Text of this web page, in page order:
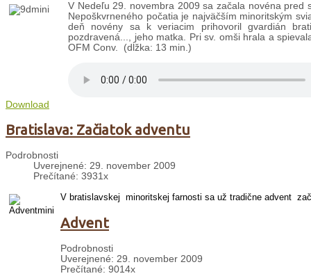
V Nedeľu 29. novembra 2009 sa začala novéna pred
Nepoškvrneného počatia je najväčším minoritským
deň novény sa k veriacim prihovoril gvardián
pozdravená..., jeho matka. Pri sv. omši hrala a
OFM Conv. (dĺžka: 13 min.)
Download
Bratislava: Začiatok adventu
Podrobnosti
Uverejnené: 29. november 2009
Prečítané: 3931x
V bratislavskej minoritskej farnosti sa už tradične advent
Advent
Podrobnosti
Uverejnené: 29. november 2009
Prečítané: 9014x